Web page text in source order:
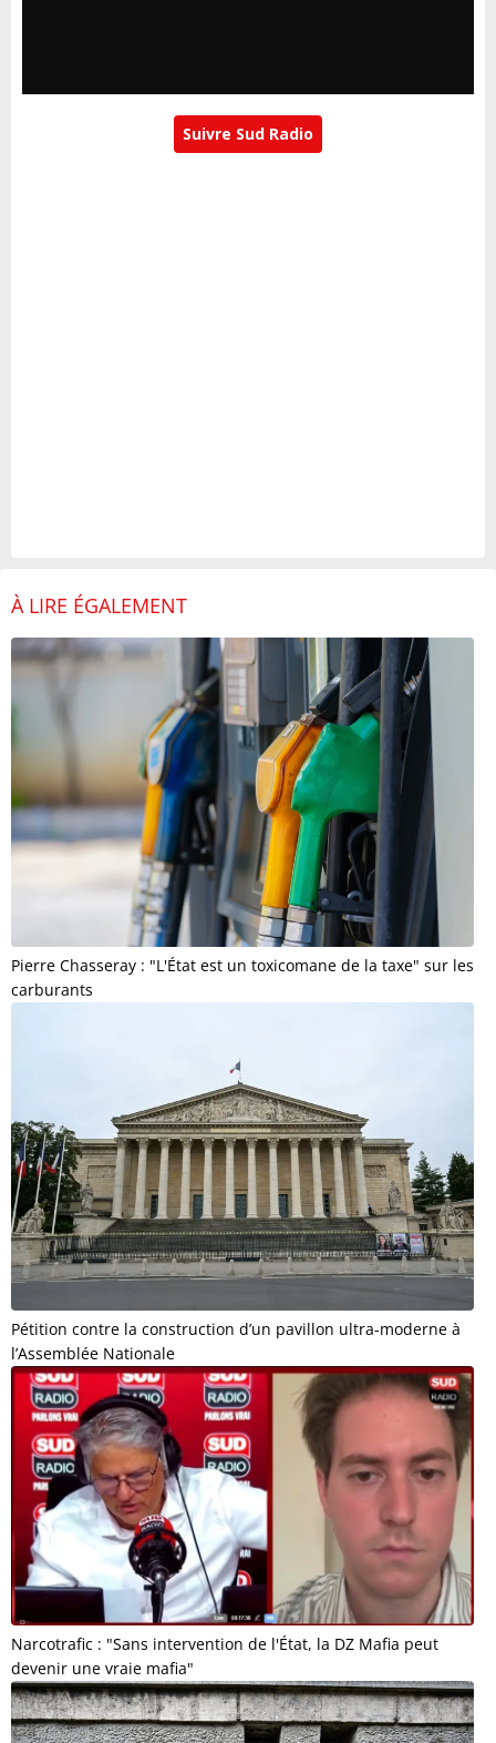
Suivre Sud Radio
À LIRE ÉGALEMENT
Pierre Chasseray : "L'État est un toxicomane de la taxe" sur les
carburants
Pétition contre la construction d’un pavillon ultra-moderne à
l’Assemblée Nationale
Narcotrafic : "Sans intervention de l'État, la DZ Mafia peut
devenir une vraie mafia"